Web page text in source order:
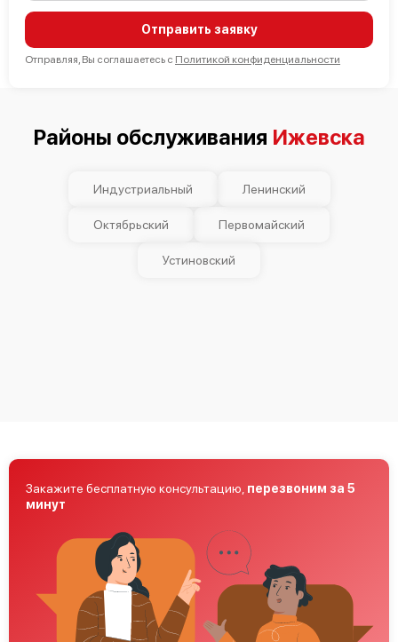
Bosch HMT85G650
Bosch HMT85M620
Bosch HMT85MR53
Отправить заявку
Отправляя, Вы соглашаетесь с Политикой конфиденциальности
Районы обслуживания Ижевска
Индустриальный Ленинский
Октябрьский Первомайский
Устиновский
Закажите бесплатную консультацию, перезвоним за 5
минут